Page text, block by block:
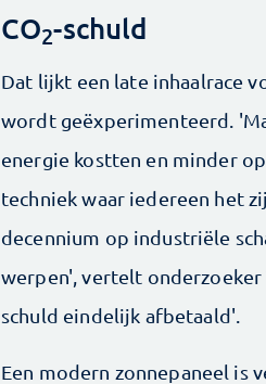
CO2-schuld
Dat lijkt een late inhaalrace
wordt geëxperimenteerd.
energie kostten en minder
techniek waar iedereen het
decennium op industriële
werpen', vertelt onderzoeker
schuld eindelijk afbetaald'.
Een modern zonnepaneel is